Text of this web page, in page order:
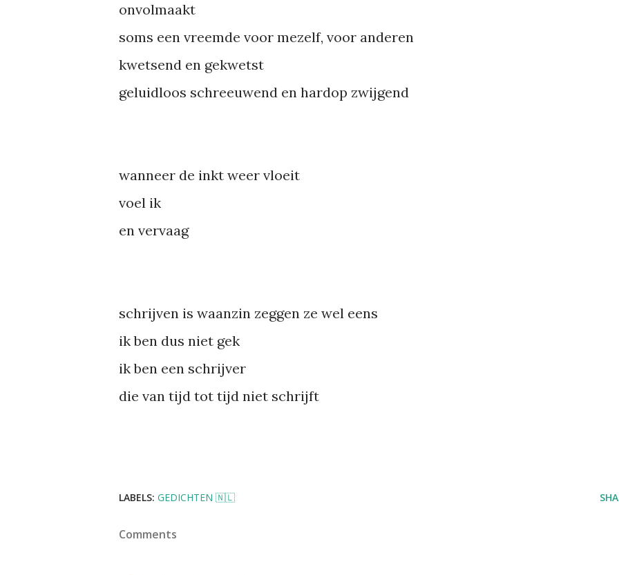
onvolmaakt
soms een vreemde voor mezelf, voor anderen
kwetsend en gekwetst
geluidloos schreeuwend en hardop zwijgend
wanneer de inkt weer vloeit
voel ik
en vervaag
schrijven is waanzin zeggen ze wel eens
ik ben dus niet gek
ik ben een schrijver
die van tijd tot tijd niet schrijft
LABELS: GEDICHTEN 🇳🇱
Comments